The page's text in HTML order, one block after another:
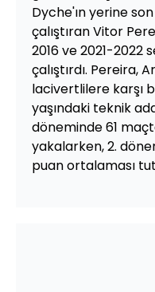
Dyche'ın yerine
çalıştıran Vitor
2016 ve 2021-2022
çalıştırdı. Pereira,
lacivertlilere karşı
yaşındaki teknik
döneminde 61
yakalarken, 2.
puan ortalaması